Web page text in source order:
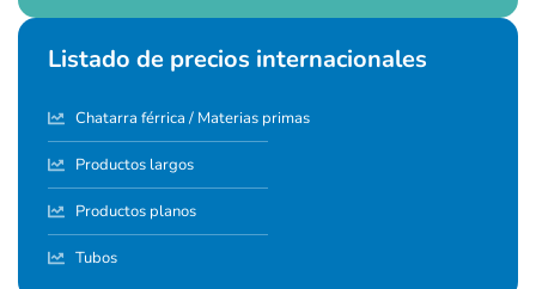
Listado de precios internacionales
Chatarra férrica / Materias primas
Productos largos
Productos planos
Tubos